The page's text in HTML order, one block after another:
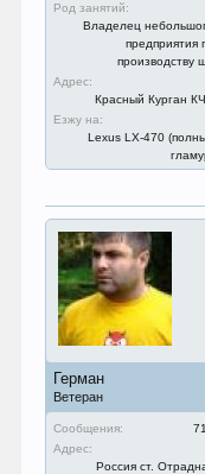
Род занятий:
Владелец
предприятия
производству
Адрес:
Красный Курган
Езжу на:
Lexus LX-470
Герман
Ветеран
Сообщения:
Адрес:
Россия ст.